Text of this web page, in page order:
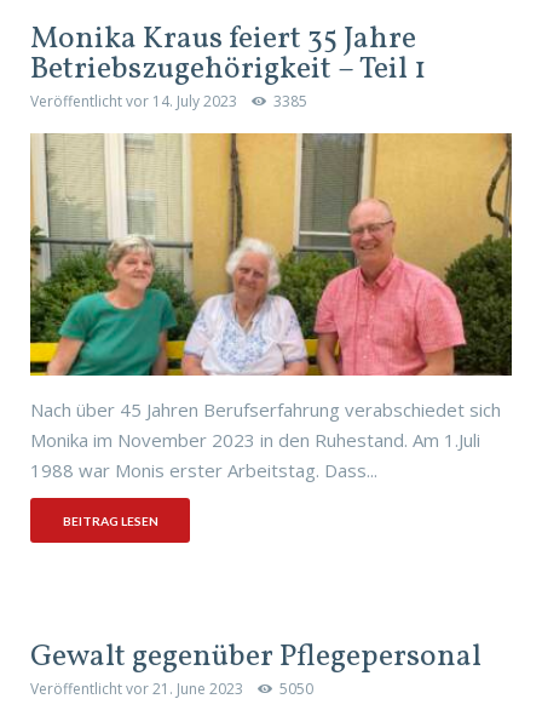
Monika Kraus feiert 35 Jahre
Betriebszugehörigkeit – Teil 1
Veröffentlicht vor 14. July 2023 3385
Nach über 45 Jahren Berufserfahrung verabschiedet sich
Monika im November 2023 in den Ruhestand. Am 1.Juli
1988 war Monis erster Arbeitstag. Dass...
BEITRAG LESEN
Gewalt gegenüber Pflegepersonal
Veröffentlicht vor21. June 2023 5050